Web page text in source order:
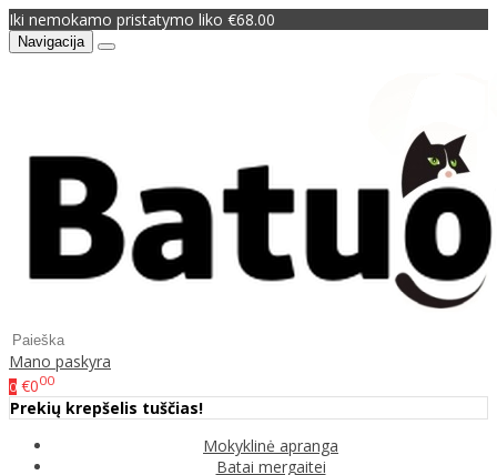
Iki nemokamo pristatymo liko €68.00
Navigacija
Mano paskyra
0 €000
Prekių krepšelis tuščias!
Mokyklinė apranga
Batai mergaitei